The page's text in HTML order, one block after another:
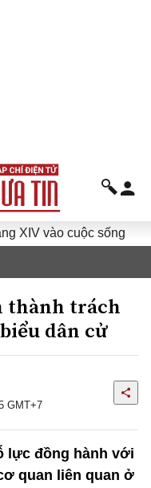
sống Hướng tới
thành trách
dân cử
GMT+7
lực đồng hành với
quan liên quan ở